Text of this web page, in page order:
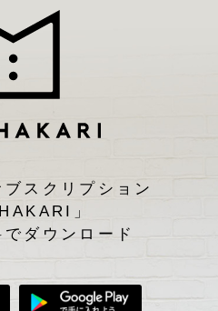
スクリプション
」
ダウンロード
App Storeからダウンロード